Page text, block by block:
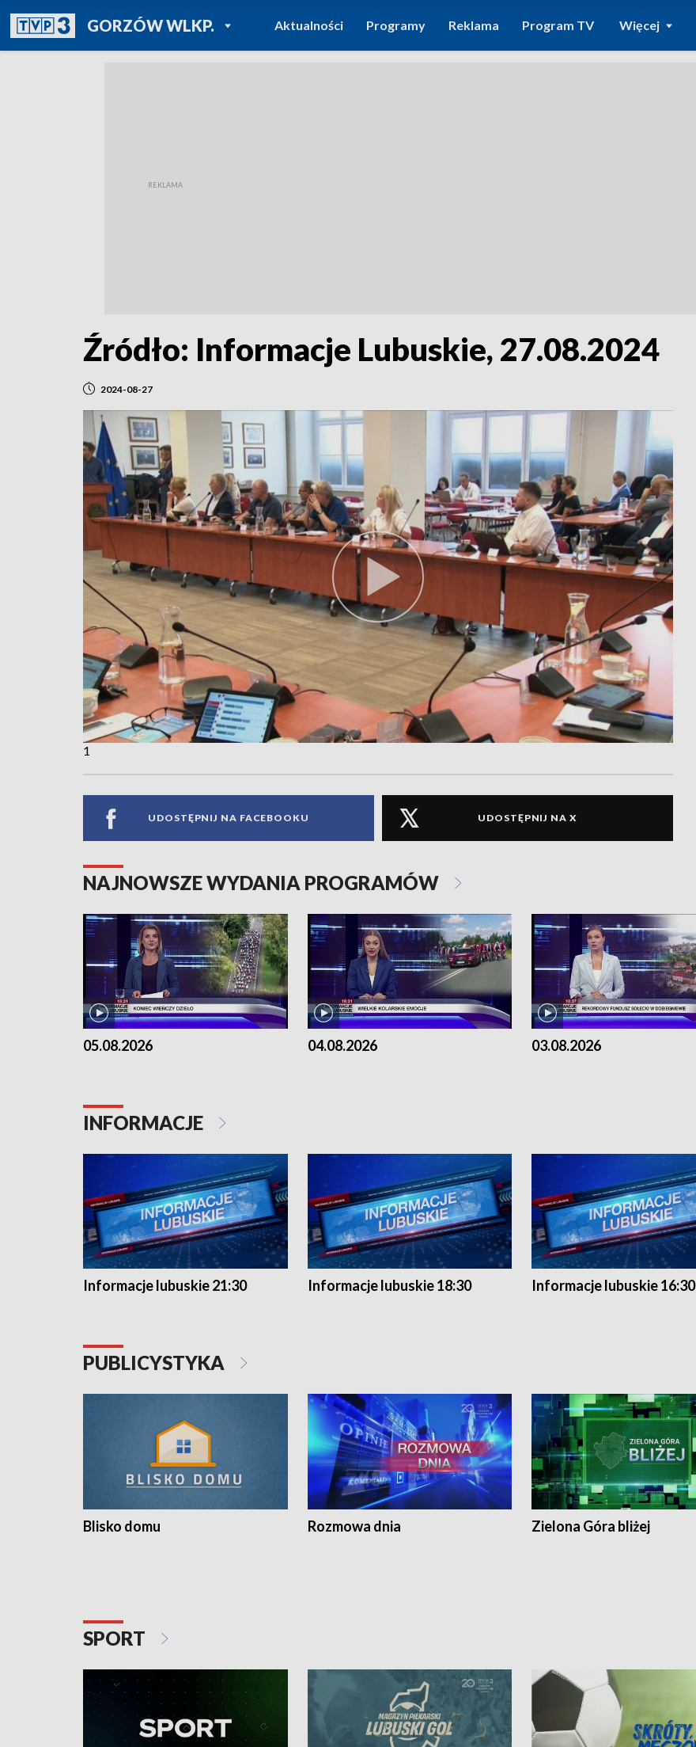
GORZÓW WLKP.POWRÓT DO
TVP REGIONY
Aktualności Programy Reklama Program TV Więcej
Źródło: Informacje Lubuskie, 27.08.2024
2024-08-27
1
UDOSTĘPNIJ NA FACEBOOKU UDOSTĘPNIJ NA X
NAJNOWSZE WYDANIA PROGRAMÓW
05.08.2026 04.08.2026 03.08.2026
INFORMACJE
Informacje lubuskie 21:30 Informacje lubuskie 18:30 Informacje lubuskie 16:30
PUBLICYSTYKA
Blisko domu Rozmowa dnia Zielona Góra bliżej
SPORT